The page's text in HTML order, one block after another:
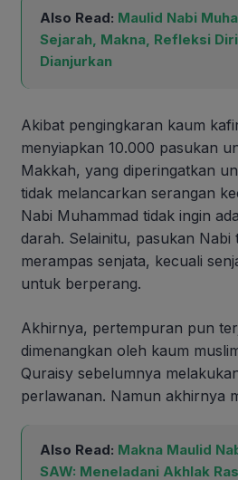
Also Read: Maulid Nabi
Sejarah, Makna, Refleksi
Dianjurkan
Akibat pengingkaran kaum
menyiapkan 10.000 pasukan
Makkah, yang diperingatkan
tidak melancarkan serangan
Nabi Muhammad tidak ingin
darah. Selainitu, pasukan Nabi
merampas senjata, kecuali
untuk berperang.
Akhirnya, pertempuran pun
dimenangkan oleh kaum
Quraisy sebelumnya
perlawanan. Namun akhirnya
Also Read: Makna Maulid
SAW: Meneladani Akhlak